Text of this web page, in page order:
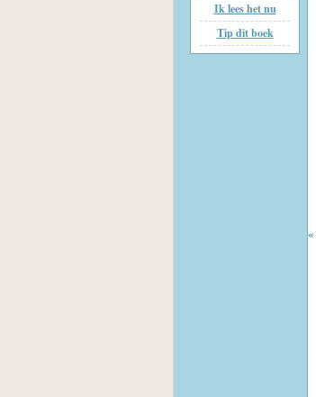
Ik lees het nu
Tip dit boek
«